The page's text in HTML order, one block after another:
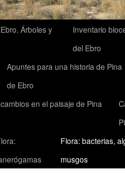
Árboles y
Inventario
del Ebro
Apuntes para una historia de Pina
de Ebro
en el paisaje de Pina
Flora: bacterias,
musgos